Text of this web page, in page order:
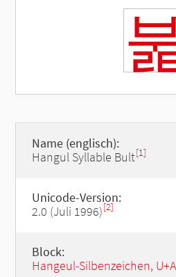
Name (englisch):
Hangul Syllable Bult[1]
Unicode-Version:
2.0 (Juli 1996)[2]
Block:
Hangeul-Silbenzeichen,